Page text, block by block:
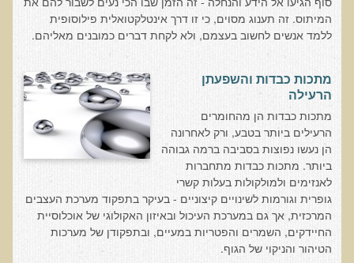
הרצאה: תבוסת הסרטן - מהפכת הגילוי המוקדם
סדנת הבריאות המינית, הסקס והפוריות עם ד"ר עדיאל תל-אורן
הרצאה: סודות האפיגנטיקה
עידן המחלות האוטו-אימוניות - מינקות ועד בגרות
הרצאות מוקלטות בעברית
תנועה תקינה במפרקים
עיבוד מזון - כל הסודות
המלח השחור העשיר בגופרית מנפאל
הקשר התזונתי בין דלקת לסוכרת
כיצד מזונות תמימים הורסים את בריאותנו
המיתוס. זה תענוג מסוים, כי זו דרך אינטלקטואלית פילוסופית
ללמד אנשים לחשוב בעצמם, ולא לקחת דברים כמובנים מאליהם.
מתכות כבדות והשפעתן
הרעילה
מתכות כבדות הן מהחומרים
הרעילים ביותר בטבע, ורק לאחרונה
הן נעשו נפוצות בסביבה ברמה גבוהה
ביותר. מתכות כבדות מתחברות
לאנזימים ולמולקולות בעלות קשרי
גופרית וגורמות לשינויים קיצוניים - בעיקר בתפקוד מערכת העצבים
המרכזית, אך גם במערכת העיכול ובאיזון האקולוגי של אוכלוסיית
החיידקים, השמרים והפטריות במעיים, ובתפקודן של מערכות
הטיהור והניקוי של הגוף.